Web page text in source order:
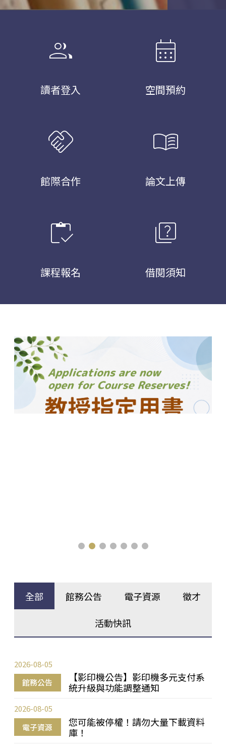
group
讀者登入
calendar_month
空間預約
handshake
館際合作
menu_book
論文上傳
inventory
課程報名
quiz
借閱須知
全部 館務公告 電子資源 徵才
活動快訊
館務公告
【影印機公告】影印機多元支付系
統升級與功能調整通知
2026-08-05
電子資源
您可能被停權！請勿大量下載資料
庫！
2026-08-05